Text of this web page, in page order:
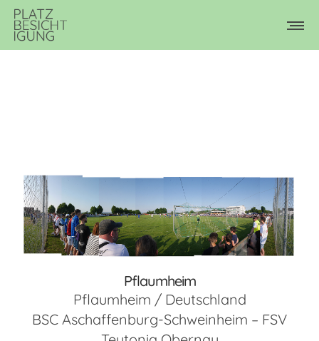
Pflaumheim
Pflaumheim / Deutschland
BSC Aschaffenburg-Schweinheim – FSV